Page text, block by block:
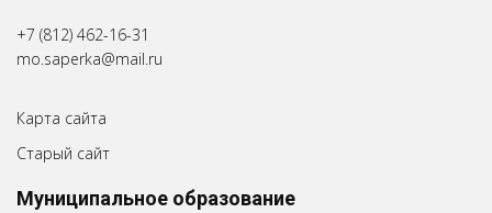
+7 (812) 462-16-31
mo.saperka@mail.ru
Карта сайта
Старый сайт
Муниципальное образование